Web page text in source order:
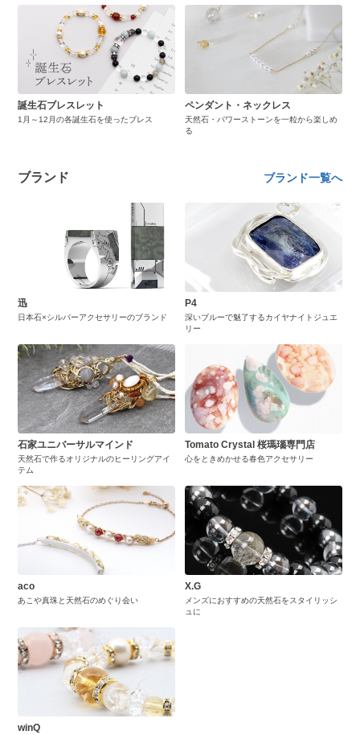
誕生石ブレスレット
1月～12月の各誕生石を使ったブレス
ペンダント・ネックレス
天然石・パワーストーンを一粒から楽しめ
る
ブランド ブランド一覧へ
迅
日本石×シルバーアクセサリーのブランド
P4
深いブルーで魅了するカイヤナイトジュエ
リー
石家ユニバーサルマインド
天然石で作るオリジナルのヒーリングアイ
テム
Tomato Crystal 桜瑪瑙専門店
心をときめかせる春色アクセサリー
aco
あこや真珠と天然石のめぐり会い
X.G
メンズにおすすめの天然石をスタイリッシ
ュに
winQ